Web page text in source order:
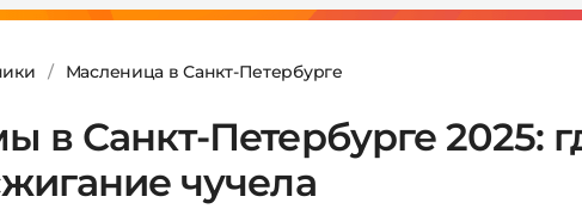
Масленица в Санкт-Петербурге
в Санкт-Петербурге 2025:
чучела